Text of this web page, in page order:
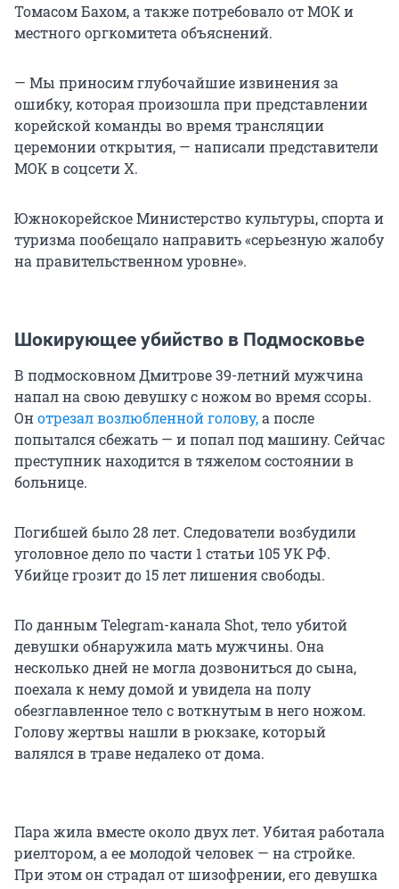
Томасом Бахом, а также потребовало от МОК и
местного оргкомитета объяснений.
— Мы приносим глубочайшие извинения за
ошибку, которая произошла при представлении
корейской команды во время трансляции
церемонии открытия, — написали представители
МОК в соцсети Х.
Южнокорейское Министерство культуры, спорта и
туризма пообещало направить «серьезную жалобу
на правительственном уровне».
Шокирующее убийство в Подмосковье
В подмосковном Дмитрове 39-летний мужчина
напал на свою девушку с ножом во время ссоры.
Онотрезал возлюбленной голову,а после
попытался сбежать — и попал под машину. Сейчас
преступник находится в тяжелом состоянии в
больнице.
Погибшей было 28 лет. Следователи возбудили
уголовное дело по части 1 статьи 105 УК РФ.
Убийце грозит до 15 лет лишения свободы.
По данным Telegram-канала Shot, тело убитой
девушки обнаружила мать мужчины. Она
несколько дней не могла дозвониться до сына,
поехала к нему домой и увидела на полу
обезглавленное тело с воткнутым в него ножом.
Голову жертвы нашли в рюкзаке, который
валялся в траве недалеко от дома.
Пара жила вместе около двух лет. Убитая работала
риелтором, а ее молодой человек — на стройке.
При этом он страдал от шизофрении, его девушка